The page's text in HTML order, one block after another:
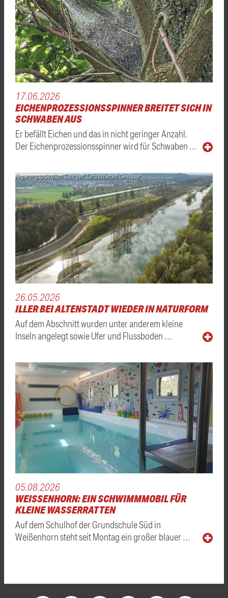
17.06.2026
EICHENPROZESSIONSSPINNER BREITET SICH IN
SCHWABEN AUS
Er befällt Eichen und das in nicht geringer Anzahl.
Der Eichenprozessionsspinner wird für Schwaben …
Regierungspräsidium Tübingen, Landesbetrieb Gewässer
26.05.2026
ILLER BEI ALTENSTADT WIEDER IN NATURFORM
Auf dem Abschnitt wurden unter anderem kleine
Inseln angelegt sowie Ufer und Flussboden …
05.08.2026
WEISSENHORN: EIN SCHWIMMMOBIL FÜR K
LEINE WASSERRATTEN
Auf dem Schulhof der Grundschule Süd in
Weißenhorn steht seit Montag ein großer blauer …